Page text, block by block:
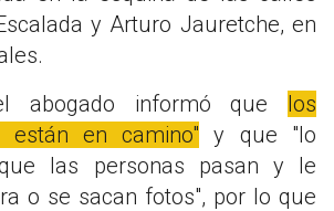
y Arturo Jauretche, en
abogado informó que los
están en camino" y que "lo
las personas pasan y le
o se sacan fotos", por lo que